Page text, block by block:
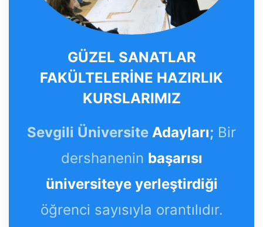
GÜZEL SANATLAR
FAKÜLTELERİNE HAZIRLIK
KURSLARIMIZ
Sevgili Üniversite Adayları; Bir
dershanenin başarısı
üniversiteye yerleştirdiği
öğrenci sayısıyla orantılıdır.